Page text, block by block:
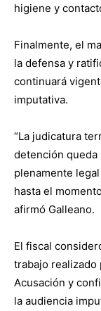
higiene y
Finalmente, el
la defensa y
continuará
imputativa.
“La judicatura
detención queda
plenamente
hasta el
afirmó Galleano.
El fiscal
trabajo
Acusación y
la audiencia